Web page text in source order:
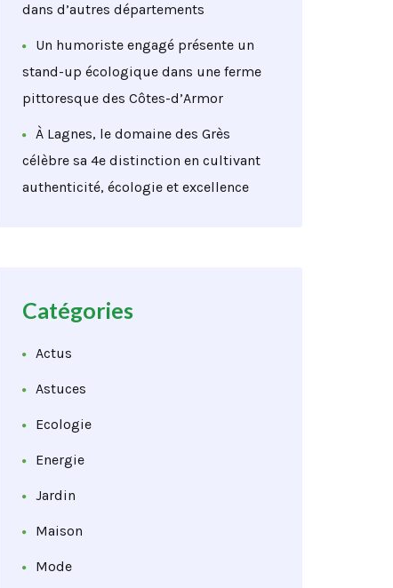
dans d’autres départements
Un humoriste engagé présente un
stand-up écologique dans une ferme
pittoresque des Côtes-d’Armor
À Lagnes, le domaine des Grès
célèbre sa 4e distinction en cultivant
authenticité, écologie et excellence
Catégories
Actus
Astuces
Ecologie
Energie
Jardin
Maison
Mode